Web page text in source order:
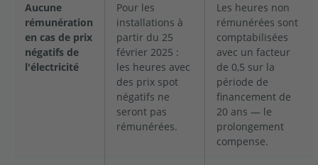
Aucune
rémunération
en cas de prix
négatifs de
l'électricité
Pour les
installations à
partir du 25
février 2025 :
les heures avec
des prix spot
négatifs ne
seront pas
rémunérées.
Les heures non
rémunérées sont
comptabilisées
avec un facteur
de 0,5 sur la
période de
financement de
20 ans — le
prolongement
compense.